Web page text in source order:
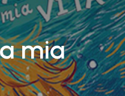
mia